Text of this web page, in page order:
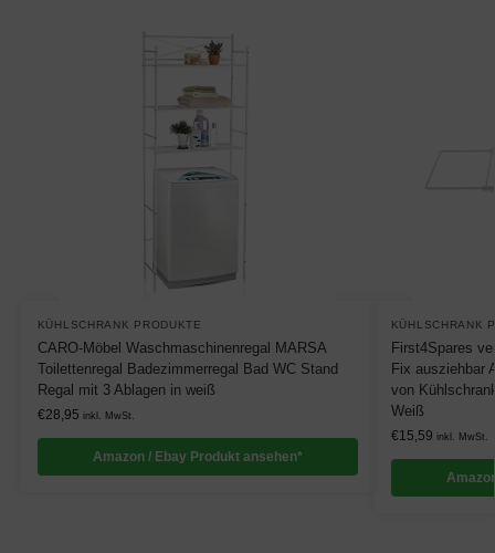
KÜHLSCHRANK PRODUKTE
CARO-Möbel Waschmaschinenregal MARSA
Toilettenregal Badezimmerregal Bad WC Stand
Regal mit 3 Ablagen in weiß
€28,95 inkl. MwSt.
Amazon / Ebay Produkt ansehen*
KÜHLSCHRANK
First4Spares
Fix ausziehbar
von
Weiß
€15,59 inkl. MwSt.